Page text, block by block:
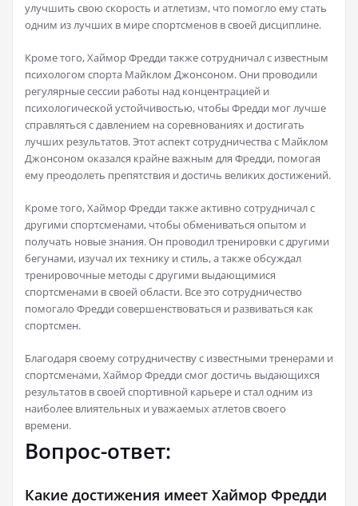
улучшить свою скорость и атлетизм, что помогло ему стать
одним из лучших в мире спортсменов в своей дисциплине.
Кроме того, Хаймор Фредди также сотрудничал с известным
психологом спорта Майклом Джонсоном. Они проводили
регулярные сессии работы над концентрацией и
психологической устойчивостью, чтобы Фредди мог лучше
справляться с давлением на соревнованиях и достигать
лучших результатов. Этот аспект сотрудничества с Майклом
Джонсоном оказался крайне важным для Фредди, помогая
ему преодолеть препятствия и достичь великих достижений.
Кроме того, Хаймор Фредди также активно сотрудничал с
другими спортсменами, чтобы обмениваться опытом и
получать новые знания. Он проводил тренировки с другими
бегунами, изучал их технику и стиль, а также обсуждал
тренировочные методы с другими выдающимися
спортсменами в своей области. Все это сотрудничество
помогало Фредди совершенствоваться и развиваться как
спортсмен.
Благодаря своему сотрудничеству с известными тренерами и
спортсменами, Хаймор Фредди смог достичь выдающихся
результатов в своей спортивной карьере и стал одним из
наиболее влиятельных и уважаемых атлетов своего
времени.
Вопрос-ответ:
Какие достижения имеет Хаймор Фредди